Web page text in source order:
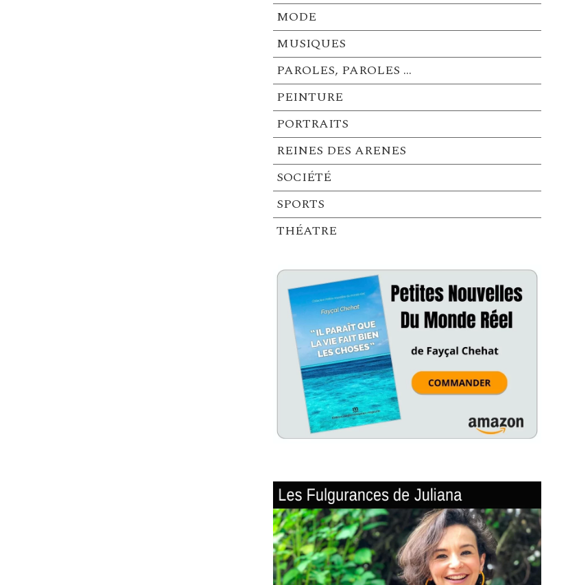
MODE
MUSIQUES
PAROLES, PAROLES …
PEINTURE
PORTRAITS
REINES DES ARENES
SOCIÉTÉ
SPORTS
THÉATRE